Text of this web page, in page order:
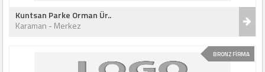
Kuntsan Parke Orman Ür..
Karaman - Merkez
BRONZ FİRMA